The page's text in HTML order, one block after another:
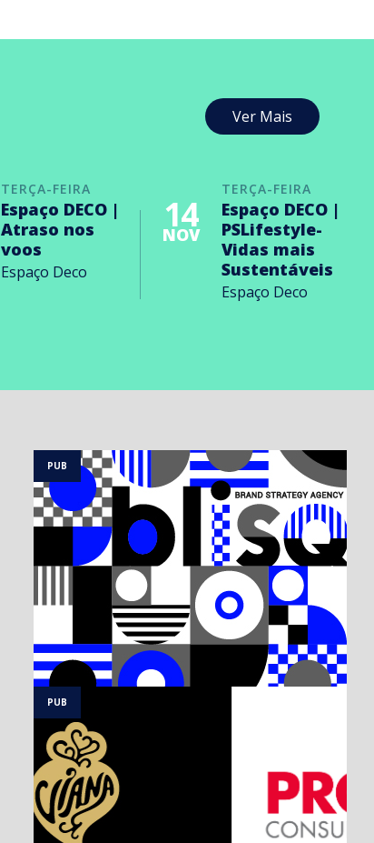
Ver Mais
TERÇA-FEIRA
Espaço DECO |
Atraso nos
voos
Espaço Deco
TERÇA-FEIRA
14
NOV
Espaço DECO |
PSLifestyle-
Vidas mais
Sustentáveis
Espaço Deco